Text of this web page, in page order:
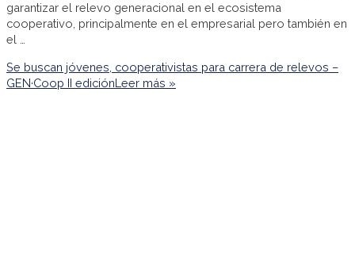
garantizar el relevo generacional en el ecosistema
cooperativo, principalmente en el empresarial pero también en
el …
Se buscan jóvenes, cooperativistas para carrera de relevos –
GEN·Coop II ediciónLeer más »